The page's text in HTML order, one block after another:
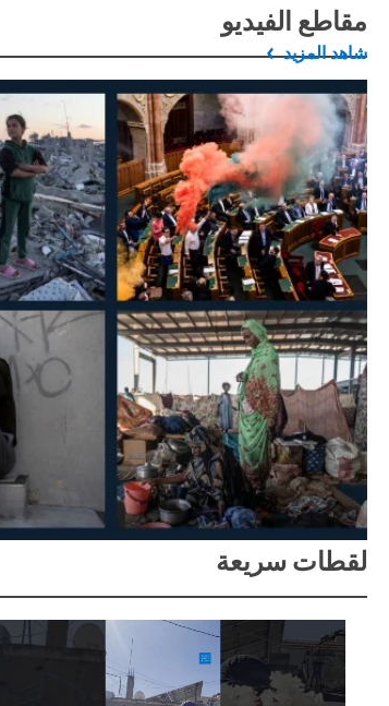
مقاطع الفيديو
شاهد المزيد
Play
التقرير العالمي 2026: الدفاع عن حقوق الإنسان تحدي العصر
لقطات سريعة